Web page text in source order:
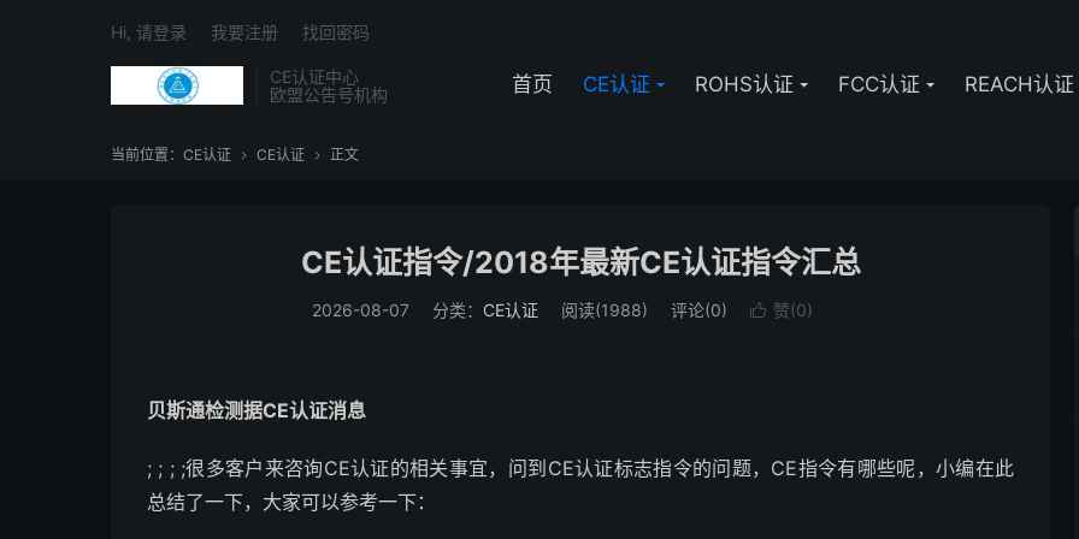
CE认证中心
欧盟公告号机构
首页 CE认证 ROHS认证 FCC认证 REACH认证
Hi, 请登录 我要注册 找回密码
当前位置： CE认证  CE认证  正文
CE认证指令/2018年最新CE认证指令汇总
2026-08-07 分类： CE认证 阅读(1988) 评论(0)  赞(0)
贝斯通检测据CE认证消息
; ; ; ;很多客户来咨询CE认证的相关事宜，问到CE认证标志指令的问题，CE指令有哪些呢，小编在此
总结了一下，大家可以参考一下：